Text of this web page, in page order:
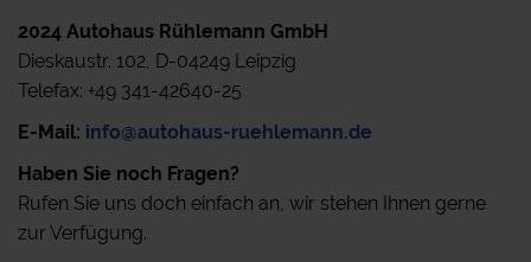
2024 Autohaus Rühlemann GmbH
Dieskaustr. 102, D-04249 Leipzig
Telefax: +49 341-42640-25
E-Mail: info@autohaus-ruehlemann.de
Haben Sie noch Fragen?
Rufen Sie uns doch einfach an, wir stehen Ihnen gerne
zur Verfügung.